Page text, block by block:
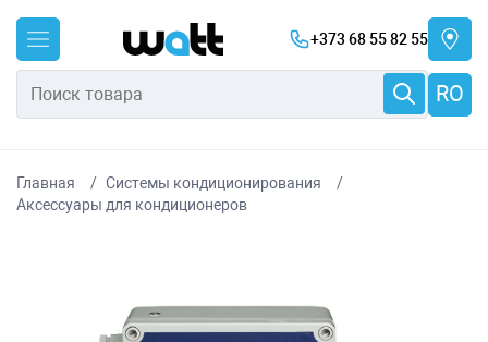
+373 68 55 82 55
RO
Главная
Системы кондиционирования
Аксессуары для кондиционеров